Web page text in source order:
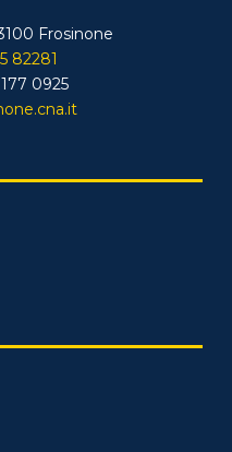
Frosinone
82281
0925